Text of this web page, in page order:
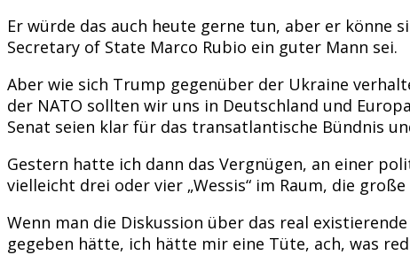
Er würde das auch heute gerne tun, aber er
Secretary of State Marco Rubio ein guter Mann sei.
Aber wie sich Trump gegenüber der Ukraine
der NATO sollten wir uns in Deutschland und
Senat seien klar für das transatlantische Bündnis
Gestern hatte ich dann das Vergnügen, an einer
vielleicht drei oder vier „Wessis“ im Raum, die
Wenn man die Diskussion über das real
gegeben hätte, ich hätte mir eine Tüte, ach, was